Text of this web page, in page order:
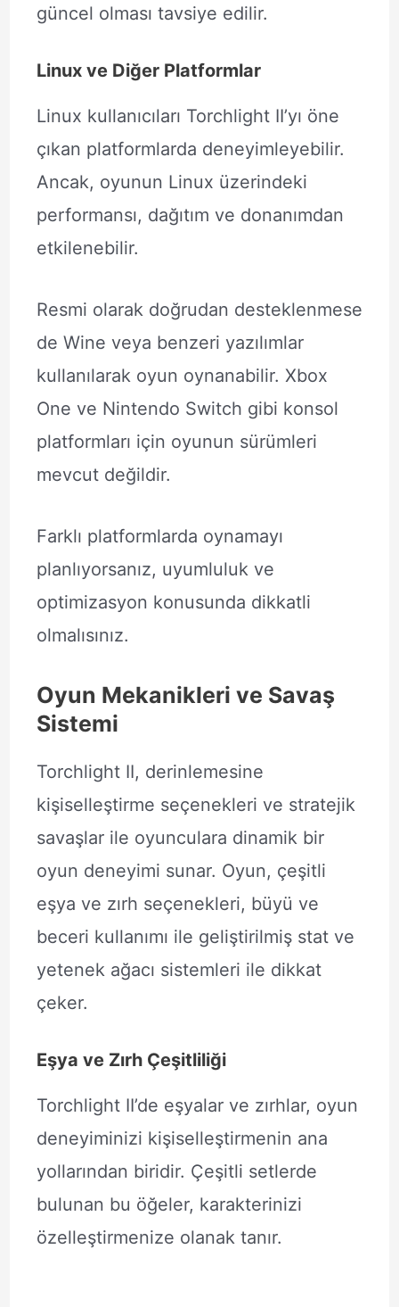
güncel olması tavsiye edilir.
Linux ve Diğer Platformlar
Linux kullanıcıları Torchlight II’yı öne
çıkan platformlarda deneyimleyebilir.
Ancak, oyunun Linux üzerindeki
performansı, dağıtım ve donanımdan
etkilenebilir.
Resmi olarak doğrudan desteklenmese
de Wine veya benzeri yazılımlar
kullanılarak oyun oynanabilir. Xbox
One ve Nintendo Switch gibi konsol
platformları için oyunun sürümleri
mevcut değildir.
Farklı platformlarda oynamayı
planlıyorsanız, uyumluluk ve
optimizasyon konusunda dikkatli
olmalısınız.
Oyun Mekanikleri ve Savaş
Sistemi
Torchlight II, derinlemesine
kişiselleştirme seçenekleri ve stratejik
savaşlar ile oyunculara dinamik bir
oyun deneyimi sunar. Oyun, çeşitli
eşya ve zırh seçenekleri, büyü ve
beceri kullanımı ile geliştirilmiş stat ve
yetenek ağacı sistemleri ile dikkat
çeker.
Eşya ve Zırh Çeşitliliği
Torchlight II’de eşyalar ve zırhlar, oyun
deneyiminizi kişiselleştirmenin ana
yollarından biridir. Çeşitli setlerde
bulunan bu öğeler, karakterinizi
özelleştirmenize olanak tanır.